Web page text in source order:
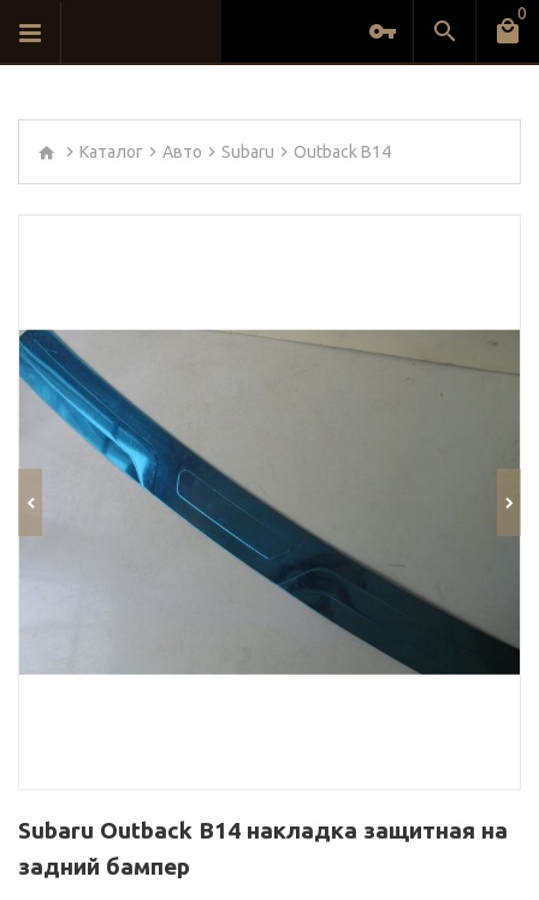
0
Каталог Авто Subaru Outback B14
Subaru Outback B14 накладка защитная на
задний бампер